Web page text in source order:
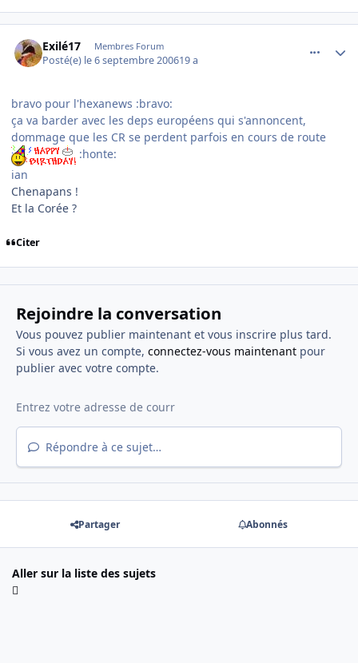
Exilé17 Membres Forum
Posté(e) le 6 septembre 200619 a
bravo pour l'hexanews :bravo:
ça va barder avec les deps européens qui s'annoncent,
dommage que les CR se perdent parfois en cours de route
:honte:
ian
Chenapans !
Et la Corée ?
Citer
Rejoindre la conversation
Vous pouvez publier maintenant et vous inscrire plus tard.
Si vous avez un compte, connectez-vous maintenantpour
publier avec votre compte.
Répondre à ce sujet…
Partager Abonnés
Aller sur la liste des sujets